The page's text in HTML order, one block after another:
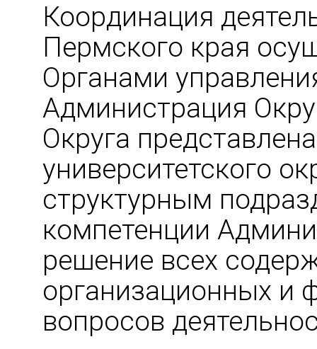
Координация
Пермского края
Органами
Администрация
Округа
университетского
структурным
компетенции
решение всех
организационных и
вопросов